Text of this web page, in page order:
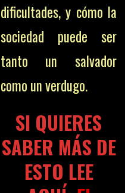
dificultades, y cómo la
sociedad puede ser
tanto un salvador
como un verdugo.
SI QUIERES
SABER MÁS DE
ESTO LEE